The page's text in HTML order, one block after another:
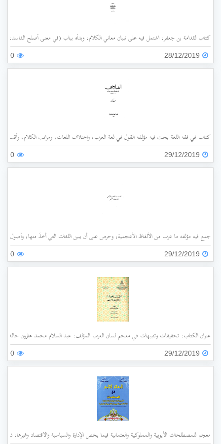
كتاب لقدامة بن جعفر، اشتمل فيه على تبيان معاني الكلام، وبدأه بباب (في معنى أصلح
28/12/2019
0
كتاب في فقه اللغة بحث فيه مؤلفه القول في لغة العرب، واختلاف اللغات، ومراتب الكلام،
29/12/2019
0
جمع فيه مؤلفه ما عرب من الألفاظ الأعجمية، وحرص على أن يبين اللغات التي أُخذَ منها، وأصول
29/12/2019
0
عنوان الكتاب: تحقيقات وتنبيهات في معجم لسان العرب المؤلف: عبد السلام محمد هارون حالة الفهرسة: غير مفهرس الناشر: جامعة الملك عبد
29/12/2019
0
معجم للمصطلحات الأيوبية والمملوكية والعثمانية فيما يخص الإدارة والسياسية والاقتصاد وغيرها، ذات